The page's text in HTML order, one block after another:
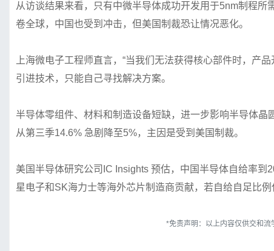
从访谈结果来看，只有中微半导体成功开发用于5nm制程
卷全球，中国也受到冲击，但美国制裁恐让情况恶化。
上海微电子工程师直言，“当我们无法获得核心部件时，产
引进技术，只能自己寻找解决方案。
半导体零组件、材料和制造设备短缺，进一步影响半导体
从第三季14.6% 急剧降至5%，主因是受到美国制裁。
美国半导体研究公司IC Insights 预估，中国半导体自给率
星电子和SK海力士等海外芯片制造商贡献，若自给自足比
*免责声明：以上内容仅供交和流